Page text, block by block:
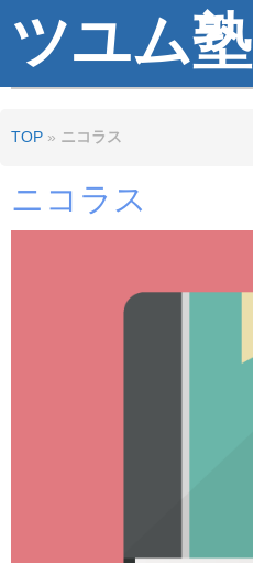
ツユム塾
TOP » ニコラス
ニコラス